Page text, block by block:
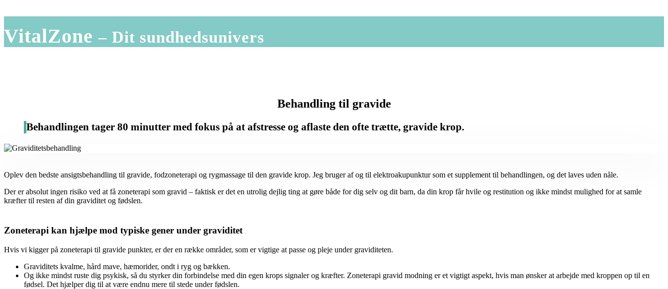
VitalZone– Dit sundhedsunivers
Behandling til gravide
Behandlingen tager 80 minutter med fokus på at afstresse og aflaste den ofte trætte, gravide krop.
Oplev den bedste ansigtsbehandling til gravide, fodzoneterapi og rygmassage til den gravide krop. Jeg bruger af og til elektroakupunktur som et supplement til behandlingen, og det laves uden nåle.
Der er absolut ingen risiko ved at få zoneterapi som gravid – faktisk er det en utrolig dejlig ting at gøre både for dig selv og dit barn, da din krop får hvile og restitution og ikke mindst mulighed for at samle
kræfter til resten af din graviditet og fødslen.
Zoneterapi kan hjælpe mod typiske gener under graviditet
Hvis vi kigger på zoneterapi til gravide punkter, er der en række områder, som er vigtige at passe og pleje under graviditeten.
Graviditets kvalme, hård mave, hæmorider, ondt i ryg og bækken.
Og ikke mindst ruste dig psykisk, så du styrker din forbindelse med din egen krops signaler og kræfter. Zoneterapi gravid modning er et vigtigt aspekt, hvis man ønsker at arbejde med kroppen op til en
fødsel. Det hjælper dig til at være endnu mere til stede under fødslen.